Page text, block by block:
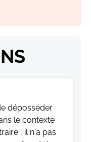
déposséder
le contexte
, il n'a pas